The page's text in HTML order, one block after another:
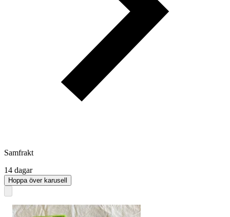
Samfrakt
14 dagar
Hoppa över karusell